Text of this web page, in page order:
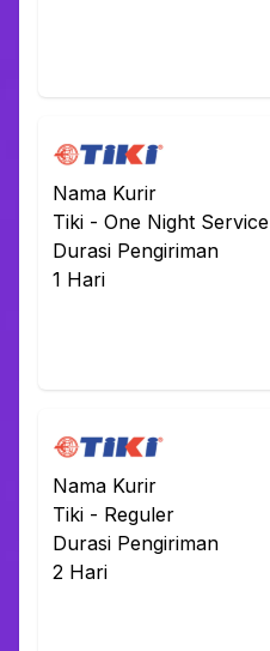
Nama Kurir
Tiki - One Night Service
Durasi Pengiriman
1 Hari
Nama Kurir
Tiki - Reguler
Durasi Pengiriman
2 Hari